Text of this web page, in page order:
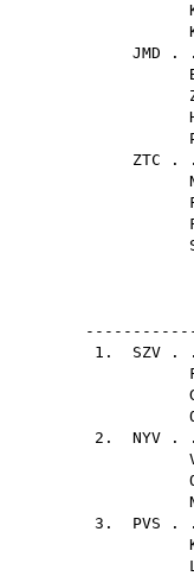
JMD .
ZTC .
1. SZV .
2. NYV .
3. PVS .